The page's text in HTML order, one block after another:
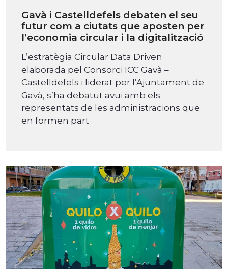
Gavà i Castelldefels debaten el seu
futur com a ciutats que aposten per
l’economia circular i la digitalització
L’estratègia Circular Data Driven
elaborada pel Consorci ICC Gavà –
Castelldefels i liderat per l’Ajuntament de
Gavà, s’ha debatut avui amb els
representats de les administracions que
en formen part